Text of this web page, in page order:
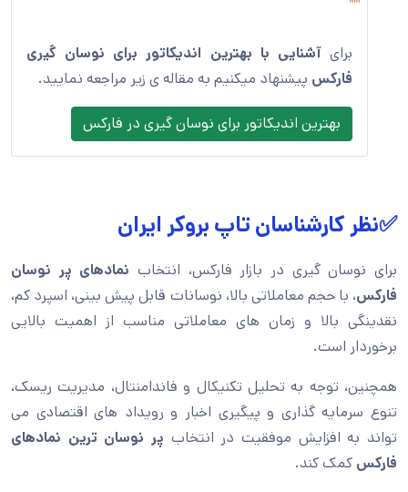
برایآشنایی با بهترین اندیکاتور برای نوسان گیری
فارکس پیشنهاد میکنیم به مقاله ی زیر مراجعه نمایید.
بهترین اندیکاتور برای نوسان گیری در فارکس
✅نظر کارشناسان تاپ بروکر ایران
برای نوسان گیری در بازار فارکس، انتخاب نمادهای پر نوسان
فارکس، با حجم معاملاتی بالا، نوسانات قابل پیش بینی، اسپرد کم،
نقدینگی بالا و زمان های معاملاتی مناسب از اهمیت بالایی
برخوردار است.
همچنین، توجه به تحلیل تکنیکال و فاندامنتال، مدیریت ریسک،
تنوع سرمایه گذاری و پیگیری اخبار و رویداد های اقتصادی می
تواند به افزایش موفقیت در انتخاب پر نوسان ترین نمادهای
فارکس کمک کند.